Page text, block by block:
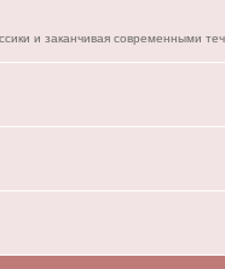
и заканчивая современными